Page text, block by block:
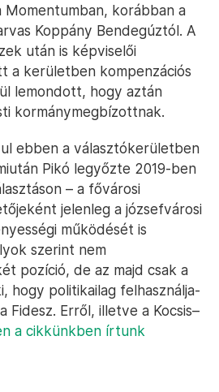
Momentumban, korábban a
Koppány Bendegúztól. A
után is képviselői
a kerületben kompenzációs
lemondott, hogy aztán
kormánymegbízottnak.
ebben a választókerületben
Pikó legyőzte 2019-ben
– a fővárosi
jelenleg a józsefvárosi
működését is
szerint nem
pozíció, de az majd csak a
hogy politikailag felhasználja-
Fidesz. Erről, illetve a Kocsis–
a cikkünkben írtunk